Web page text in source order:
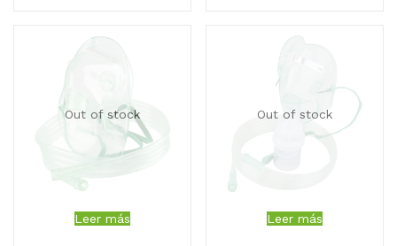
Out of stock
Leer más
Out of stock
Leer más